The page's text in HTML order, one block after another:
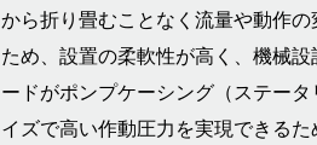
から折り畳むことなく流量や動作
ため、設置の柔軟性が高く、機械
ードがポンプケーシング（ステー
イズで高い作動圧力を実現できる